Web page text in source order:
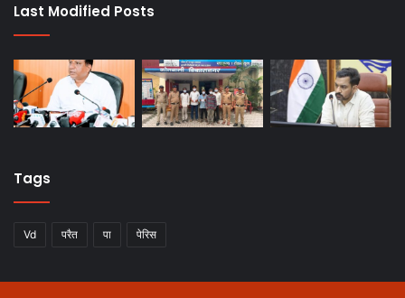
Last Modified Posts
Tags
Vd परैत पा पेरिस